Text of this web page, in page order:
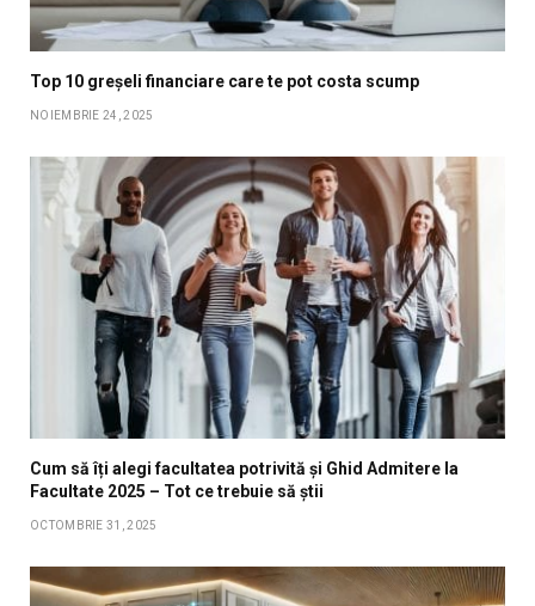
Top 10 greșeli financiare care te pot costa scump
NOIEMBRIE 24, 2025
Cum să îți alegi facultatea potrivită și Ghid Admitere la
Facultate 2025 – Tot ce trebuie să știi
OCTOMBRIE 31, 2025